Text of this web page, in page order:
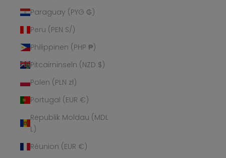
Paraguay (PYG ₲)
Peru (PEN S/)
Philippinen (PHP ₱)
Pitcairninseln (NZD $)
Polen (PLN zł)
Portugal (EUR €)
Republik Moldau (MDL
L)
Réunion (EUR €)